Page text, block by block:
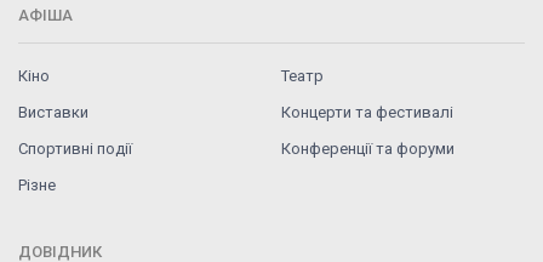
АФІША
Кіно
Театр
Виставки
Концерти та фестивалі
Спортивні події
Конференції та форуми
Різне
ДОВІДНИК